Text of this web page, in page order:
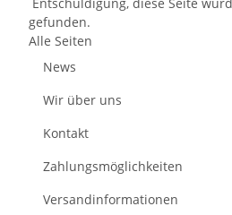
gefunden.
Alle Seiten
News
Wir über uns
Kontakt
Zahlungsmöglichkeiten
Versandinformationen